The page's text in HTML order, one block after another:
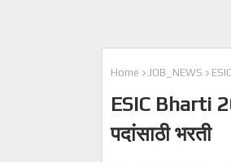
Home JOB_NEWS
ESIC Bharti
पदांसाठी भरती